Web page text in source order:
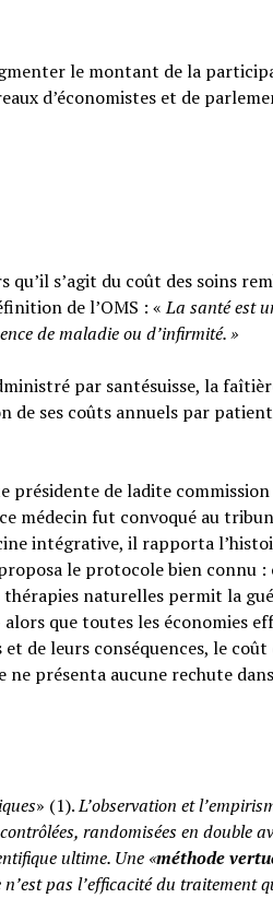
le montant de la
d’économistes et de
qu’il s’agit du coût des soins
de l’OMS : «La santé est
de maladie ou d’infirmité.»
par santésuisse, la
de ses coûts annuels par
présidente de ladite
médecin fut convoqué au
intégrative, il rapporta
le protocole bien connu
naturelles permit la
alors que toutes les économies
de leurs conséquences, le coût
présenta aucune rechute
» (1).L’observation et
randomisées en double
ultime. Une «méthode
pas l’efficacité du traitement